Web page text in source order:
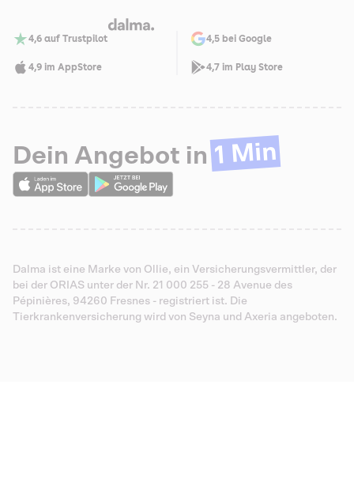
4,6 auf Trustpilot 4,5 bei Google
4,9 im AppStore 4,7 im Play Store
Dein Angebot in 1 Min
Dalma ist eine Marke von Ollie, ein Versicherungsvermittler, der
bei der ORIAS unter der Nr. 21 000 255 - 28 Avenue des
Pépinières, 94260 Fresnes - registriert ist. Die
Tierkrankenversicherung wird von Seyna und Axeria angeboten.